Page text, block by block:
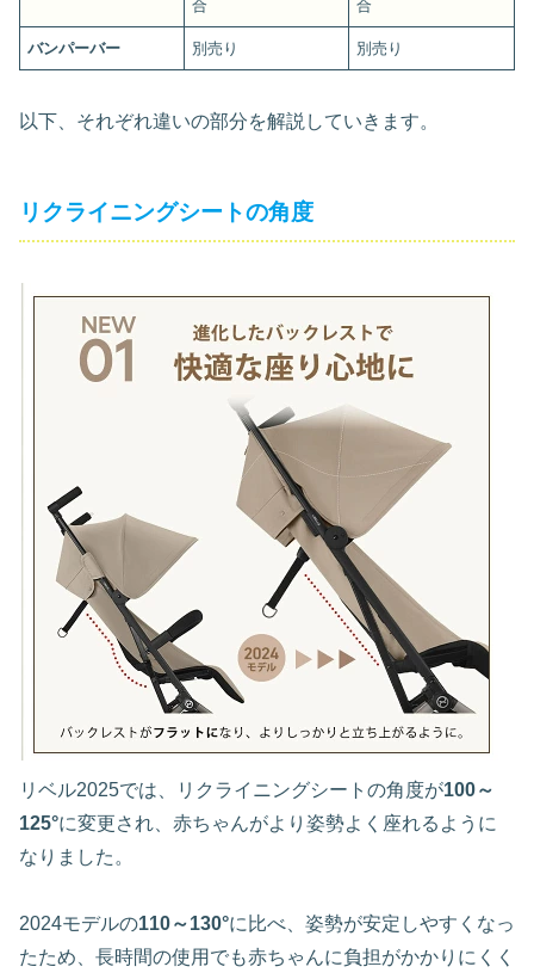
合 合
バンパーバー 別売り 別売り
以下、それぞれ違いの部分を解説していきます。
リクライニングシートの角度
リベル2025では、リクライニングシートの角度が100～
125°に変更され、赤ちゃんがより姿勢よく座れるように
なりました。
2024モデルの110～130°に比べ、姿勢が安定しやすくなっ
たため、長時間の使用でも赤ちゃんに負担がかかりにくく